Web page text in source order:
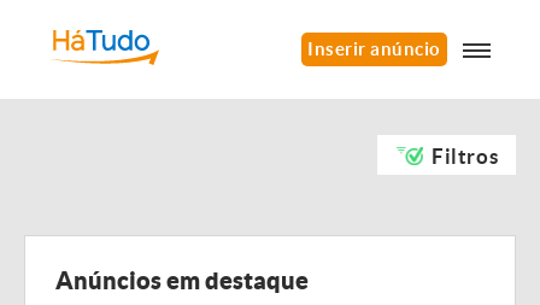
Inserir anúncio
Filtros
Anúncios em destaque